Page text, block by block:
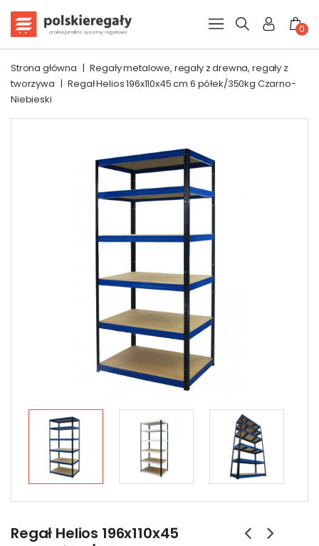
0
Strona główna | Regały metalowe, regały z drewna, regały z
tworzywa | Regał Helios 196x110x45 cm 6 półek/350kg Czarno-
Niebieski
Regał Helios 196x110x45